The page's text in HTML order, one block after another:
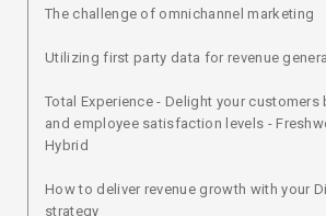
The challenge of omnichannel marketing
Utilizing first party data for revenue
Total Experience - Delight your customers
and employee satisfaction levels -
Hybrid
How to deliver revenue growth with your
strategy